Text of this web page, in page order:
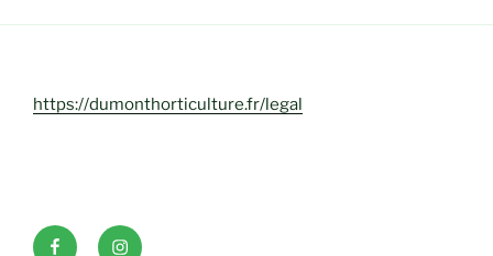
https://dumonthorticulture.fr/legal
FacebookINSTAGRAM